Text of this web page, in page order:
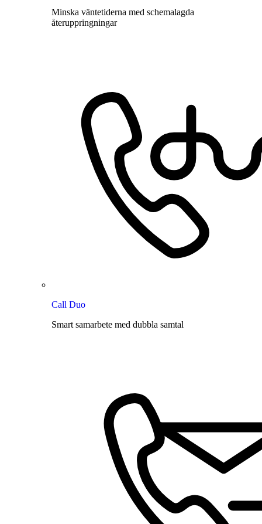
Minska väntetiderna med schemalagda
återuppringningar
Call Duo
Smart samarbete med dubbla samtal